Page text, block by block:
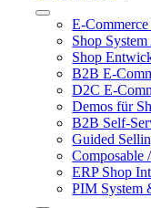
Toggle
Navigation
E-
Shop
Shop
B2B E-
D2C E-
Demos für
B2B Self-
Guided
Composable
ERP Shop
PIM System